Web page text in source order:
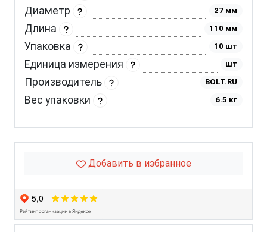
Диаметр 27 мм
Длина 110 мм
Упаковка 10 шт
Единица измерения шт
Производитель BOLT.RU
Вес упаковки 6.5 кг
Добавить в избранное